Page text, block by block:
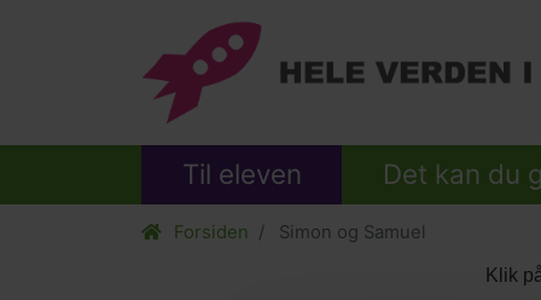
Til eleven Det kan du
Forsiden Simon og Samuel
Klik